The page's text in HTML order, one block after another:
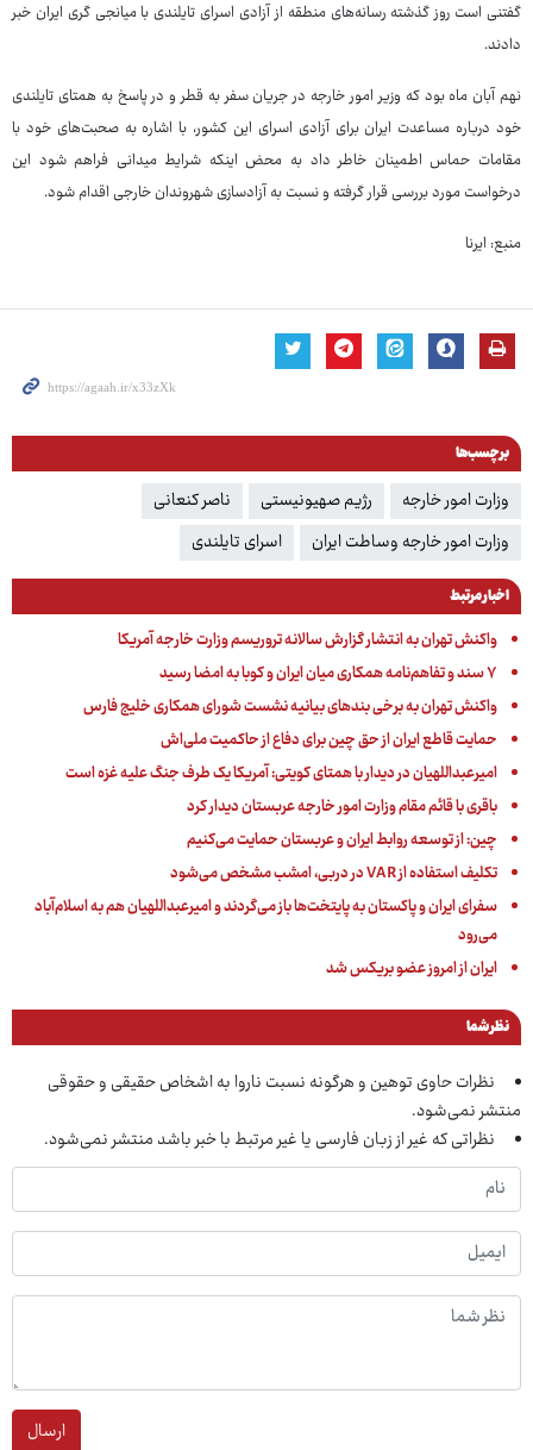
گفتنی است روز گذشته رسانه‌های منطقه از آزادی اسرای تایلندی با میانجی گری ایران خبر
دادند.
نهم آبان ماه بود که وزیر امور خارجه در جریان سفر به قطر و در پاسخ به همتای تایلندی
خود درباره مساعدت ایران برای آزادی اسرای این کشور، با اشاره به صحبت‌های خود با
مقامات حماس اطمینان خاطر داد به محض اینکه شرایط میدانی فراهم شود این
درخواست مورد بررسی قرار گرفته و نسبت به آزادسازی شهروندان خارجی اقدام شود.
منبع: ایرنا
برچسب‌ها
وزارت امور خارجه رژیم صهیونیستی
ناصر کنعانی
وزارت امور خارجه وساطت ایران
اسرای تایلندی
اخبار مرتبط
واکنش تهران به انتشار گزارش سالانه تروریسم وزارت خارجه آمریکا
۷ سند و تفاهم‌نامه همکاری میان ایران و کوبا به امضا رسید
واکنش تهران به برخی بندهای بیانیه نشست شورای همکاری خلیج فارس
حمایت قاطع ایران از حق چین برای دفاع از حاکمیت ملی‌اش
امیرعبداللهیان در دیدار با همتای کویتی: آمریکا یک طرف جنگ علیه غزه است
باقری با قائم مقام وزارت امور خارجه عربستان دیدار کرد
چین: از توسعه روابط ایران و عربستان حمایت می‌کنیم
تکلیف استفاده از VAR در دربی، امشب مشخص می‌شود
سفرای ایران و پاکستان به پایتخت‌ها باز می‌گردند و امیرعبداللهیان هم به اسلام‌آباد
می‌رود
ایران از امروز عضو بریکس شد
نظر شما
نظرات حاوی توهین و هرگونه نسبت ناروا به اشخاص حقیقی و حقوقی
منتشر نمی‌شود.
نظراتی که غیر از زبان فارسی یا غیر مرتبط با خبر باشد منتشر نمی‌شود.
ارسال